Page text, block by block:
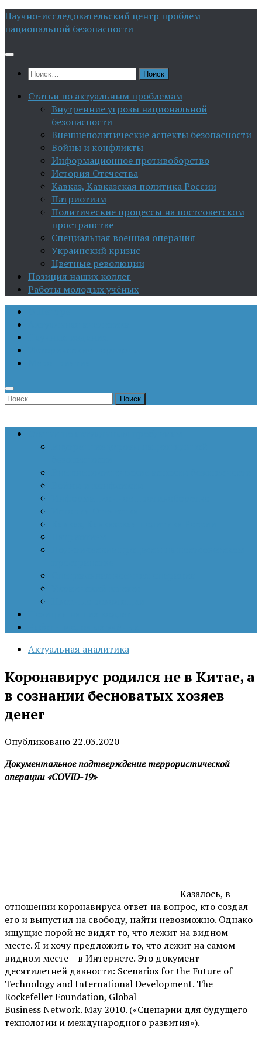
Перейти
к
Научно-исследовательский центр проблем
национальной безопасности
Найти:
Статьи по актуальным проблемам
Внутренние угрозы национальной
безопасности
Внешнеполитические аспекты безопасности
Войны и конфликты
Информационное противоборство
История Отечества
Кавказ, Кавказская политика России
Патриотизм
Политические процессы на постсоветском
пространстве
Специальная военная операция
Украинский кризис
Цветные революции
Позиция наших коллег
Работы молодых учёных
Найти:
Актуальная аналитика
Коронавирус родился не в Китае, а
в сознании бесноватых хозяев
денег
Опубликовано 22.03.2020
Документальное подтверждение террористической
операции «COVID-19»
Казалось, в
отношении коронавируса ответ на вопрос, кто создал
его и выпустил на свободу, найти невозможно. Однако
ищущие порой не видят то, что лежит на видном
месте. Я и хочу предложить то, что лежит на самом
видном месте – в Интернете. Это документ
десятилетней давности: Scenarios for the Future of
Technology and International Development. The
Rockefeller Foundation, Global
Business Network. May 2010. («Сценарии для будущего
технологии и международного развития»).